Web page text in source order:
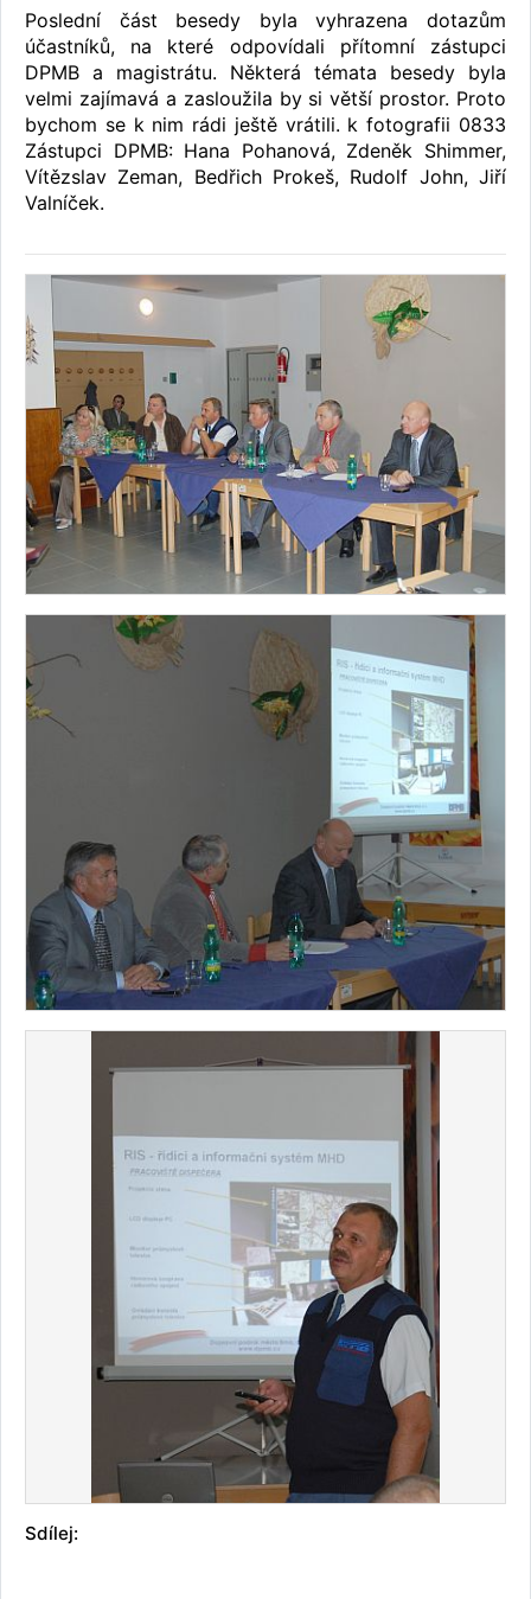
Poslední část besedy byla vyhrazena dotazům
účastníků, na které odpovídali přítomní zástupci
DPMB a magistrátu. Některá témata besedy byla
velmi zajímavá a zasloužila by si větší prostor. Proto
bychom se k nim rádi ještě vrátili. k fotografii 0833
Zástupci DPMB: Hana Pohanová, Zdeněk Shimmer,
Vítězslav Zeman, Bedřich Prokeš, Rudolf John, Jiří
Valníček.
Sdílej: